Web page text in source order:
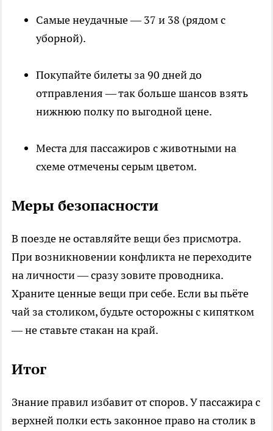
Самые неудачные — 37 и 38 (рядом с
уборной).
Покупайте билеты за 90 дней до
отправления — так больше шансов взять
нижнюю полку по выгодной цене.
Места для пассажиров с животными на
схеме отмечены серым цветом.
Меры безопасности
В поезде не оставляйте вещи без присмотра.
При возникновении конфликта не переходите
на личности — сразу зовите проводника.
Храните ценные вещи при себе. Если вы пьёте
чай за столиком, будьте осторожны с кипятком
— не ставьте стакан на край.
Итог
Знание правил избавит от споров. У пассажира с
верхней полки есть законное право на столик в